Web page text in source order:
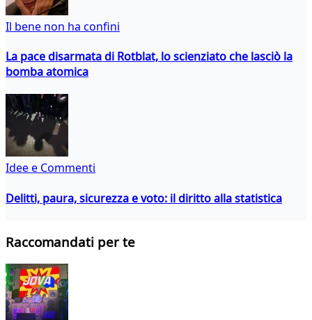
Il bene non ha confini
La pace disarmata di Rotblat, lo scienziato che lasciò la
bomba atomica
Idee e Commenti
Delitti, paura, sicurezza e voto: il diritto alla statistica
Raccomandati per te